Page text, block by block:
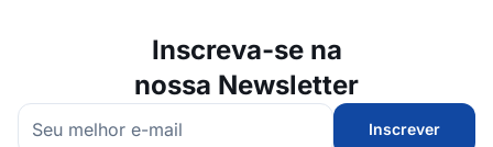
Inscreva-se na
nossa Newsletter
Inscrever